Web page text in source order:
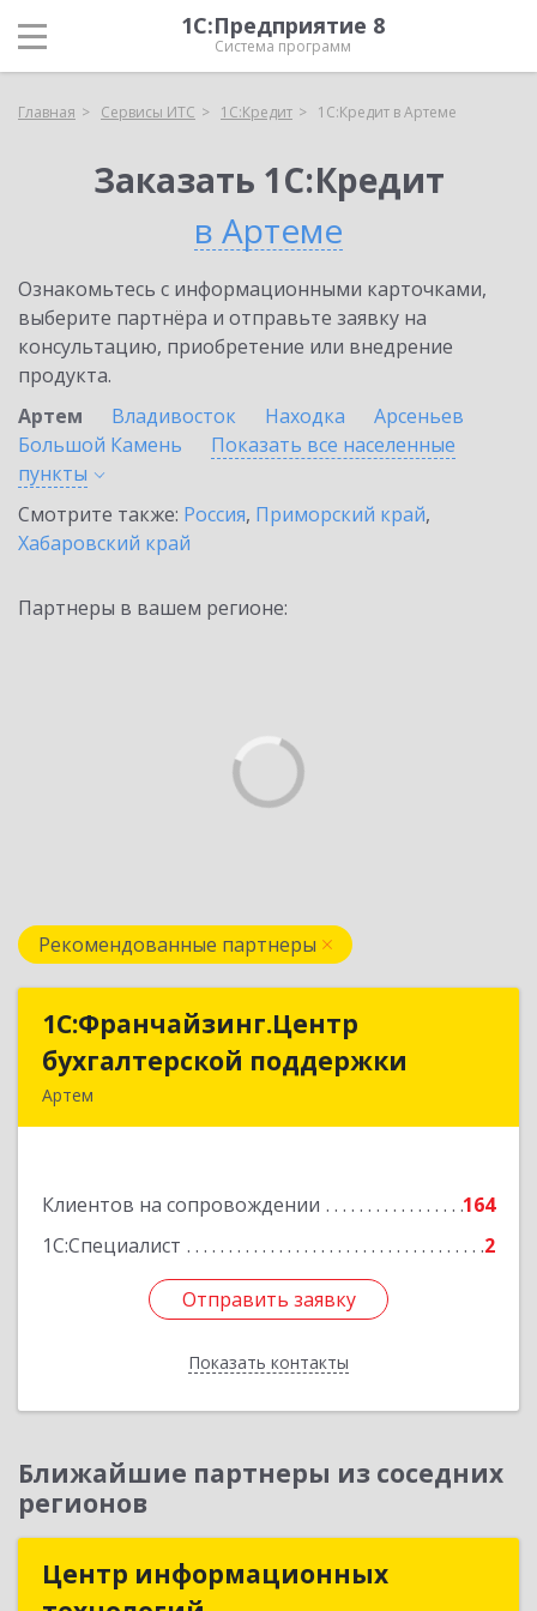
1С:Предприятие 8
Система программ
Главная Сервисы ИТС 1С:Кредит 1С:Кредит в Артеме
Заказать 1С:Кредит
в Артеме
Ознакомьтесь с информационными карточками,
выберите партнёра и отправьте заявку на
консультацию, приобретение или внедрение
продукта.
Артем
Владивосток Находка
Арсеньев
Большой Камень
Показать все населенные
пункты
Смотрите также: Россия, Приморский край,
Хабаровский край
Партнеры в вашем регионе:
Рекомендованные партнеры
1С:Франчайзинг.Центр
бухгалтерской поддержки
Артем
Клиентов на сопровождении
164
1С:Специалист
2
Отправить заявку
Показать контакты
1С:Франчайзинг.Центр
бухгалтерской поддержки
Подробнее
Отправить заявку
Назад
Ближайшие партнеры из соседних
регионов
Центр информационных
Центр информационных